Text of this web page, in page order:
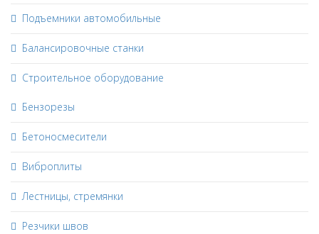
Подъемники автомобильные
Балансировочные станки
Строительное оборудование
Бензорезы
Бетоносмесители
Виброплиты
Лестницы, стремянки
Резчики швов